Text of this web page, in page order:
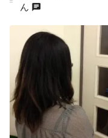
ん chat